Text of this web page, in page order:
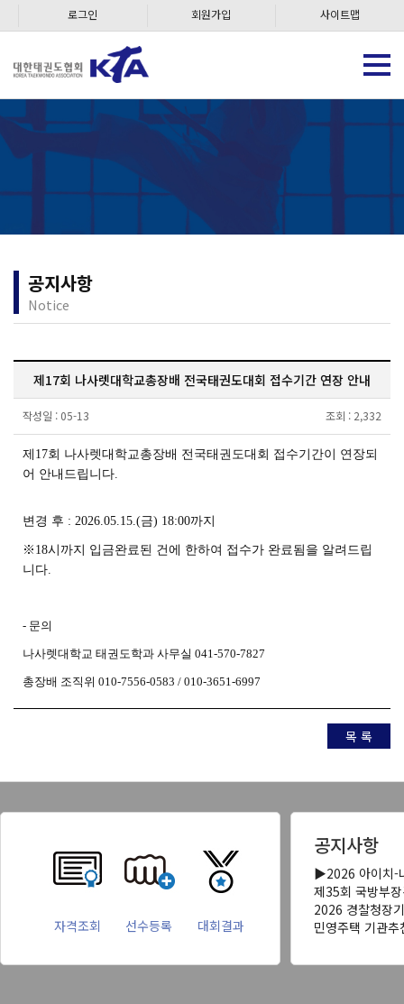
로그인 회원가입 사이트맵
공지사항
Notice
제17회 나사렛대학교총장배 전국태권도대회 접수기간 연장 안내
작성일 : 05-13 조회 : 2,332
제17회 나사렛대학교총장배 전국태권도대회 접수기간이 연장되
어 안내드립니다.
변경 후 : 2026.05.15.(금) 18:00까지
※18시까지 입금완료된 건에 한하여 접수가 완료됨을 알려드립
니다.
- 문의
나사렛대학교 태권도학과 사무실 041-570-7827
총장배 조직위 010-7556-0583 / 010-3651-6997
목 록
자격조회 선수등록 대회결과
공지사항
▶2026 아이치-
제35회 국방부
2026 경찰청장
민영주택 기관